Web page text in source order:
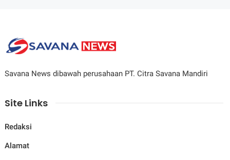
Savana News dibawah perusahaan PT. Citra Savana Mandiri
Site Links
Redaksi
Alamat